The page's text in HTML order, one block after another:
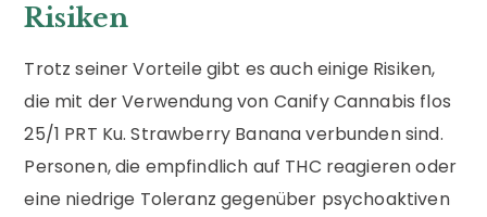
Risiken
Trotz seiner Vorteile gibt es auch einige Risiken,
die mit der Verwendung von Canify Cannabis flos
25/1 PRT Ku. Strawberry Banana verbunden sind.
Personen, die empfindlich auf THC reagieren oder
eine niedrige Toleranz gegenüber psychoaktiven